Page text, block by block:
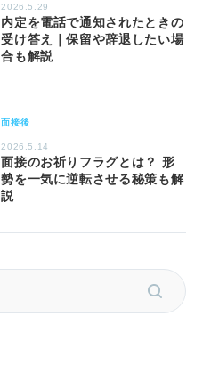
2026.5.29
内定を電話で通知されたときの
受け答え｜保留や辞退したい場
合も解説
面接後
2026.5.14
面接のお祈りフラグとは？ 形
勢を一気に逆転させる秘策も解
説